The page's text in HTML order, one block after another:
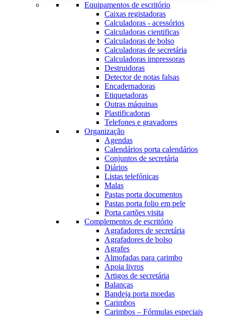
Equipamentos de escritório
Caixas registadoras
Calculadoras - acessórios
Calculadoras cientificas
Calculadoras de bolso
Calculadoras de secretária
Calculadoras impressoras
Destruidoras
Detector de notas falsas
Encadernadoras
Etiquetadoras
Outras máquinas
Plastificadoras
Telefones e gravadores
Organização
Agendas
Calendários porta calendários
Conjuntos de secretária
Diários
Listas telefónicas
Malas
Pastas porta documentos
Pastas porta folio em pele
Porta cartões visita
Complementos de escritório
Agrafadores de secretária
Agrafadores de bolso
Agrafes
Almofadas para carimbo
Apoia livros
Artigos de secretária
Balanças
Bandeja porta moedas
Carimbos
Carimbos – Fórmulas especiais